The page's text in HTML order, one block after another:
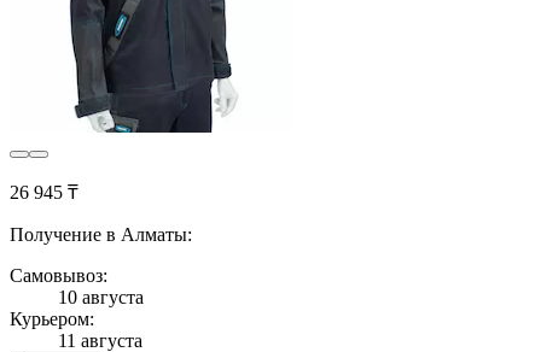
26 945 ₸
Получение в Алматы:
Самовывоз:
10 августа
Курьером:
11 августа